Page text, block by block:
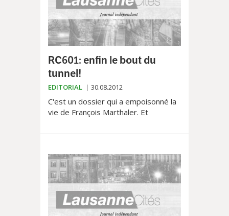
RC601: enfin le bout du
tunnel!
EDITORIAL 30.08.2012
C'est un dossier qui a empoisonné la
vie de François Marthaler. Et